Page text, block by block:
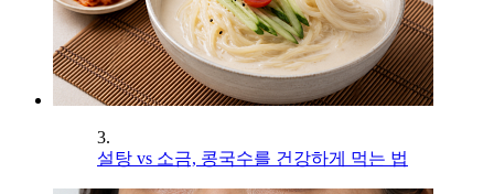
3.
설탕 vs 소금, 콩국수를 건강하게 먹는 법